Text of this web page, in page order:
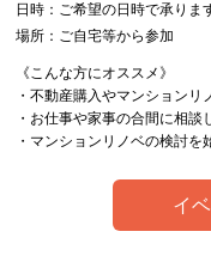
日時：ご希望の日時で承りま
場所：ご自宅等から参加
《こんな方にオススメ》
・不動産購入やマンションリ
・お仕事や家事の合間に相談
・マンションリノベの検討を
イ